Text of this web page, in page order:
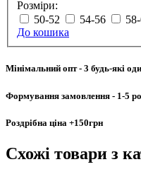
Розміри:
50-52
54-56
До кошика
Мінімальний опт- 3 будь-які
Формування замовлення - 1-5
Роздрібна ціна +150грн
Схожі товари з